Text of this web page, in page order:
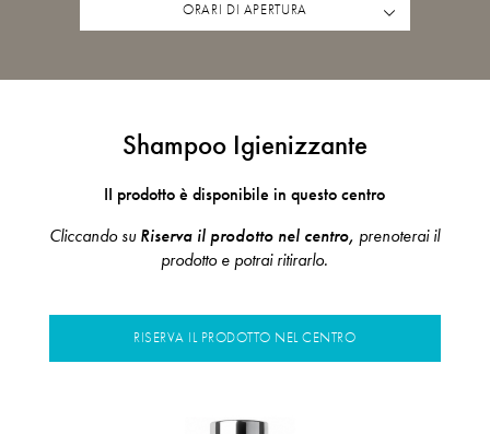
ORARI DI APERTURA
Shampoo Igienizzante
II prodotto è disponibile in questo centro
Cliccando su Riserva il prodotto nel centro, prenoterai il
prodotto e potrai ritirarlo.
RISERVA IL PRODOTTO NEL CENTRO